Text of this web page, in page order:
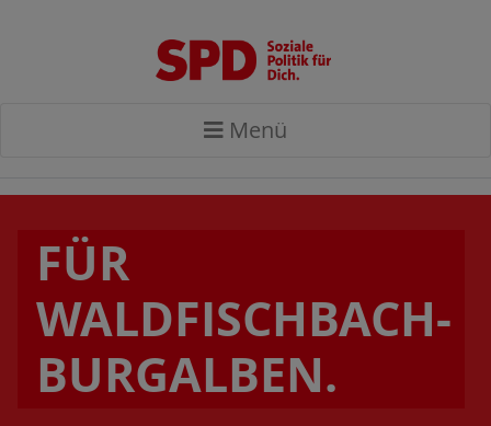
Menü
FÜR
WALDFISCHBACH-
BURGALBEN.